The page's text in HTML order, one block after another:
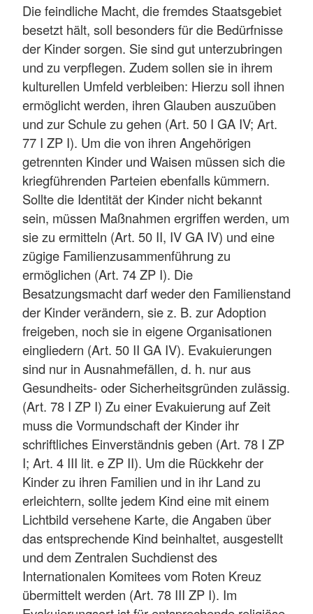
Die feindliche Macht, die fremdes Staatsgebiet
besetzt hält, soll besonders für die Bedürfnisse
der Kinder sorgen. Sie sind gut unterzubringen
und zu verpflegen. Zudem sollen sie in ihrem
kulturellen Umfeld verbleiben: Hierzu soll ihnen
ermöglicht werden, ihren Glauben auszuüben
und zur Schule zu gehen (Art. 50 I GA IV; Art.
77 I ZP I). Um die von ihren Angehörigen
getrennten Kinder und Waisen müssen sich die
kriegführenden Parteien ebenfalls kümmern.
Sollte die Identität der Kinder nicht bekannt
sein, müssen Maßnahmen ergriffen werden, um
sie zu ermitteln (Art. 50 II, IV GA IV) und eine
zügige Familienzusammenführung zu
ermöglichen (Art. 74 ZP I). Die
Besatzungsmacht darf weder den Familienstand
der Kinder verändern, sie z. B. zur Adoption
freigeben, noch sie in eigene Organisationen
eingliedern (Art. 50 II GA IV). Evakuierungen
sind nur in Ausnahmefällen, d. h. nur aus
Gesundheits- oder Sicherheitsgründen zulässig.
(Art. 78 I ZP I) Zu einer Evakuierung auf Zeit
muss die Vormundschaft der Kinder ihr
schriftliches Einverständnis geben (Art. 78 I ZP
I; Art. 4 III lit. e ZP II). Um die Rückkehr der
Kinder zu ihren Familien und in ihr Land zu
erleichtern, sollte jedem Kind eine mit einem
Lichtbild versehene Karte, die Angaben über
das entsprechende Kind beinhaltet, ausgestellt
und dem Zentralen Suchdienst des
Internationalen Komitees vom Roten Kreuz
übermittelt werden (Art. 78 III ZP I). Im